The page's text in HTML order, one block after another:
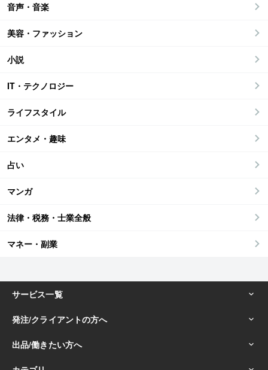
音声・音楽
美容・ファッション
小説
IT・テクノロジー
ライフスタイル
エンタメ・趣味
占い
マンガ
法律・税務・士業全般
マネー・副業